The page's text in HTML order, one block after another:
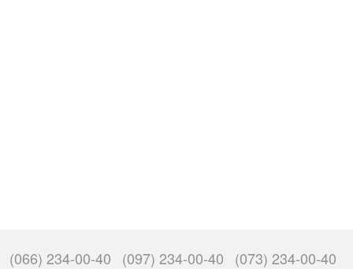
(066) 234-00-40 (097) 234-00-40 (073) 234-00-40